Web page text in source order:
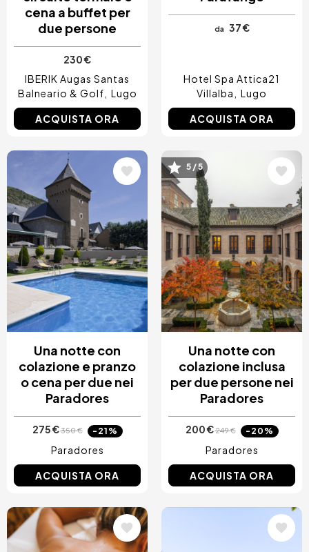
cena a buffet per
due persone
230 €
IBERIK Augas Santas
Balneario & Golf
Lugo
ACQUISTA ORA
da 37 €
Hotel Spa Attica21
Villalba
Lugo
ACQUISTA ORA
Immagine
Una notte con
colazione e pranzo
o cena per due nei
Paradores
275 €350 € -21%
Paradores
ACQUISTA ORA
Immagine
5 / 5
Una notte con
colazione inclusa
per due persone nei
Paradores
200 €249 € -20%
Paradores
ACQUISTA ORA
Immagine